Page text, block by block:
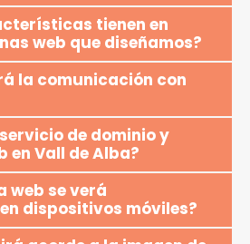
tienen en
web que diseñamos?
la comunicación con
de dominio y
en Vall de Alba?
web se verá
dispositivos móviles?